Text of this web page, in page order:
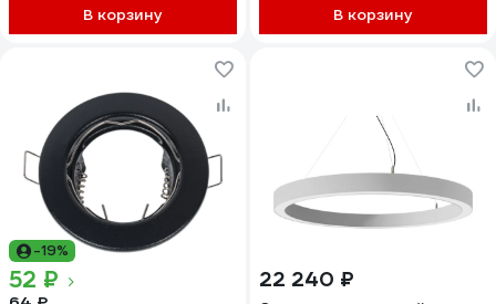
регулировкой цветовой
температуры и мощности 8574
В корзину В корзину
-19%
52 ₽ 22 240 ₽